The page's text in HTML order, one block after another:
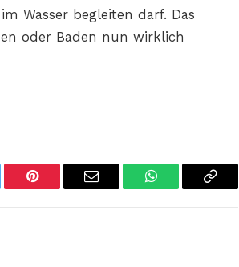
Wasser begleiten darf. Das
oder Baden nun wirklich
Pinterest Email WhatsAppCopy